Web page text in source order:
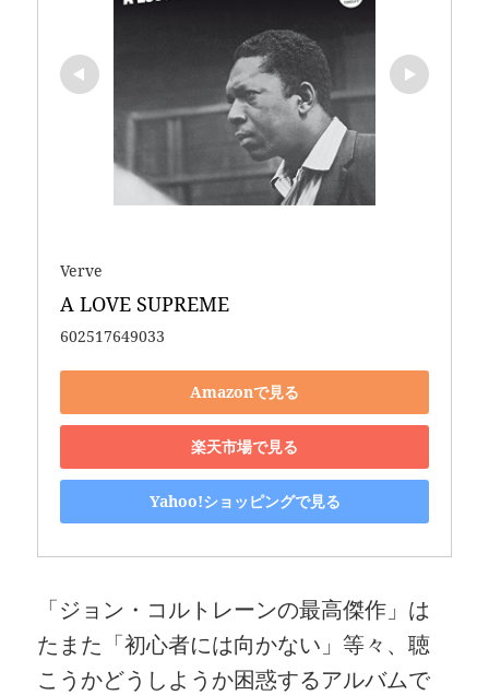
Verve
A LOVE SUPREME
602517649033
Amazonで見る
楽天市場で見る
Yahoo!ショッピングで見る
「ジョン・コルトレーンの最高傑作」は
たまた「初心者には向かない」等々、聴
こうかどうしようか困惑するアルバムで